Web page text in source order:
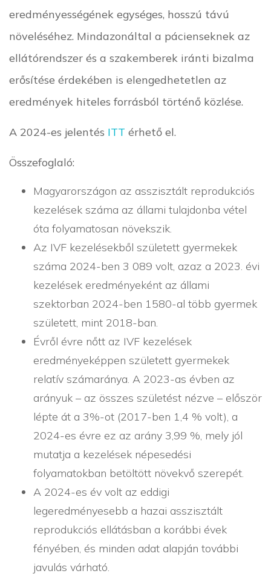
eredményességének egységes, hosszú távú
növeléséhez. Mindazonáltal a pácienseknek az
ellátórendszer és a szakemberek iránti bizalma
erősítése érdekében is elengedhetetlen az
eredmények hiteles forrásból történő közlése.
A 2024-es jelentés ITT érhető el.
Összefoglaló:
Magyarországon az asszisztált reprodukciós
kezelések száma az állami tulajdonba vétel
óta folyamatosan növekszik.
Az IVF kezelésekből született gyermekek
száma 2024-ben 3 089 volt, azaz a 2023. évi
kezelések eredményeként az állami
szektorban 2024-ben 1580-al több gyermek
született, mint 2018-ban.
Évről évre nőtt az IVF kezelések
eredményeképpen született gyermekek
relatív számaránya. A 2023-as évben az
arányuk – az összes születést nézve – először
lépte át a 3%-ot (2017-ben 1,4 % volt), a
2024-es évre ez az arány 3,99 %, mely jól
mutatja a kezelések népesedési
folyamatokban betöltött növekvő szerepét.
A 2024-es év volt az eddigi
legeredményesebb a hazai asszisztált
reprodukciós ellátásban a korábbi évek
fényében, és minden adat alapján további
javulás várható.